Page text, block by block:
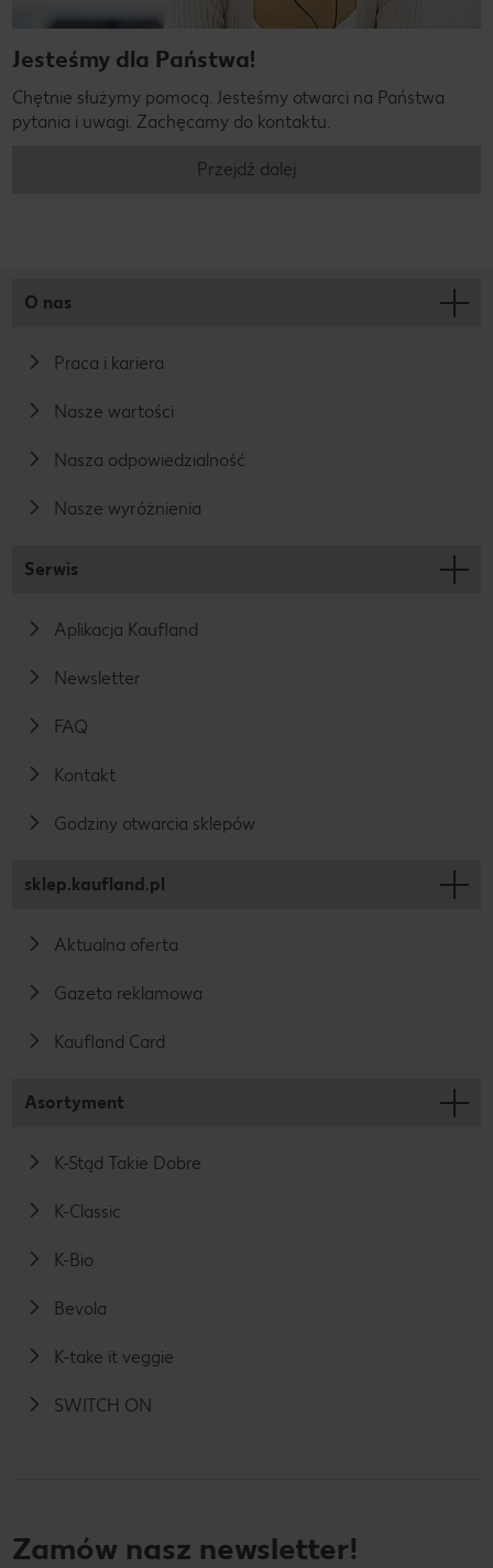
Jesteśmy dla Państwa!
Chętnie służymy pomocą. Jesteśmy otwarci na Państwa
pytania i uwagi. Zachęcamy do kontaktu.
Przejdź dalej
O nas
Praca i kariera
Nasze wartości
Nasza odpowiedzialność
Nasze wyróżnienia
Serwis
Aplikacja Kaufland
Newsletter
FAQ
Kontakt
Godziny otwarcia sklepów
sklep.kaufland.pl
Aktualna oferta
Gazeta reklamowa
Kaufland Card
Asortyment
K-Stąd Takie Dobre
K-Classic
K-Bio
Bevola
K-take it veggie
SWITCH ON
Zamów nasz newsletter!